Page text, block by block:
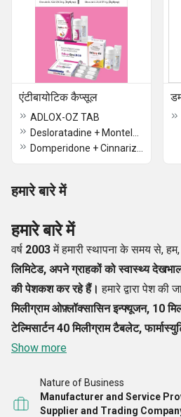
एंटीबायोटिक कैप्सूल
ADLOX-OZ TAB
हमारे बारे में
हमारे बारे में
वर्ष 2003में हमारी स्थापना के समय से,
लिमिटेड, अपने ग्राहकों को स्वास्थ्य
की पेशकश कर रहे हैं। हमारे द्वारा पेश की
मिलीग्राम ओफ़्लॉक्सासिन इन्फ्यूजन, 10
टेल्मिसार्टन 40 मिलीग्राम टैबलेट,
सल्फेट टैबलेट, 5 एमजी एलिलेस्ट्रेनोल
सुधार करना रहा है और इसी कारण से,
रूप में गढ़ा गया। हमारी कंपनी के अद्वितीय
Show more
Nature of Business
Manufacturer and Service
Supplier and Trading